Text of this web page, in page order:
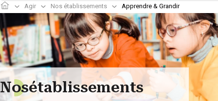
Agir Nos établissements Apprendre & Grandir
Nosétablissements